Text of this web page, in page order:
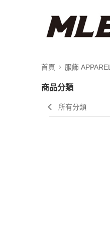
首頁 服飾 APPAREL
商品分類
所有分類